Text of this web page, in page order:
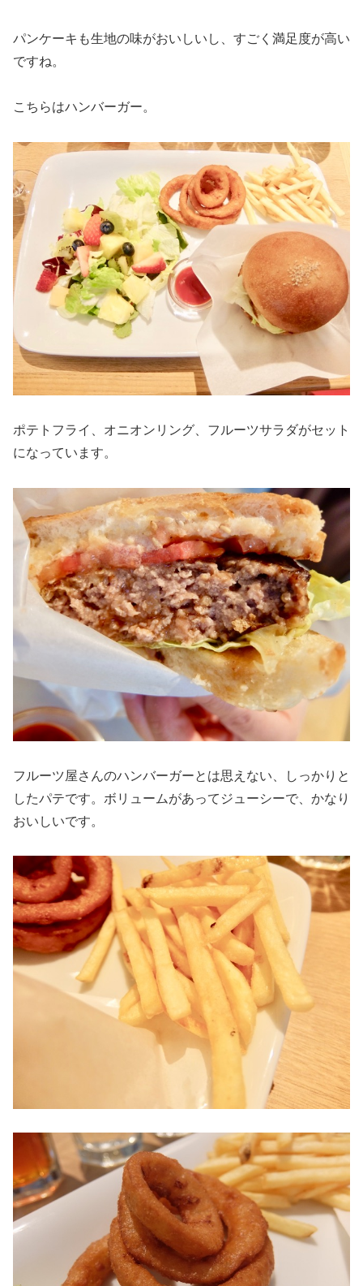
パンケーキも生地の味がおいしいし、すごく満足度が高い
ですね。
こちらはハンバーガー。
ポテトフライ、オニオンリング、フルーツサラダがセット
になっています。
フルーツ屋さんのハンバーガーとは思えない、しっかりと
したパテです。ボリュームがあってジューシーで、かなり
おいしいです。